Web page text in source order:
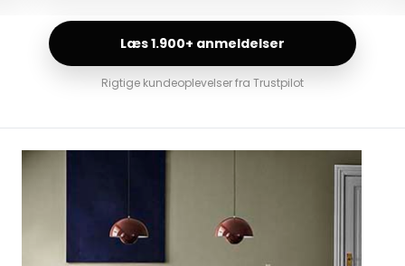
Læs 1.900+ anmeldelser
Rigtige kundeoplevelser fra Trustpilot